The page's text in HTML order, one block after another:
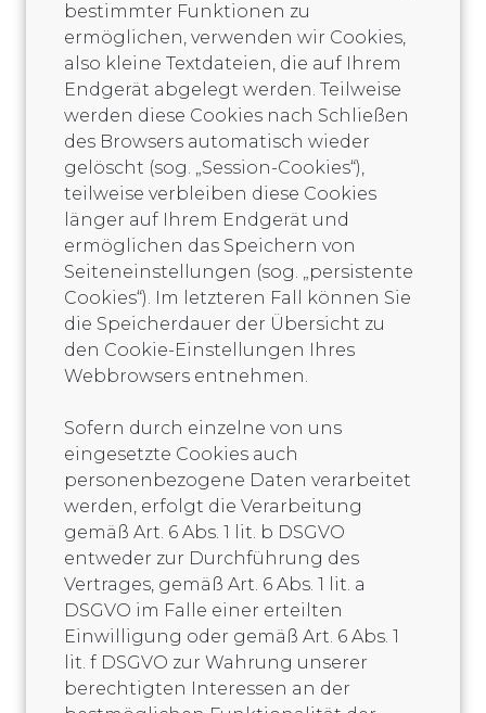
bestimmter Funktionen zu
ermöglichen, verwenden wir Cookies,
also kleine Textdateien, die auf Ihrem
Endgerät abgelegt werden. Teilweise
werden diese Cookies nach Schließen
des Browsers automatisch wieder
gelöscht (sog. „Session-Cookies“),
teilweise verbleiben diese Cookies
länger auf Ihrem Endgerät und
ermöglichen das Speichern von
Seiteneinstellungen (sog. „persistente
Cookies“). Im letzteren Fall können Sie
die Speicherdauer der Übersicht zu
den Cookie-Einstellungen Ihres
Webbrowsers entnehmen.
Sofern durch einzelne von uns
eingesetzte Cookies auch
personenbezogene Daten verarbeitet
werden, erfolgt die Verarbeitung
gemäß Art. 6 Abs. 1 lit. b DSGVO
entweder zur Durchführung des
Vertrages, gemäß Art. 6 Abs. 1 lit. a
DSGVO im Falle einer erteilten
Einwilligung oder gemäß Art. 6 Abs. 1
lit. f DSGVO zur Wahrung unserer
berechtigten Interessen an der